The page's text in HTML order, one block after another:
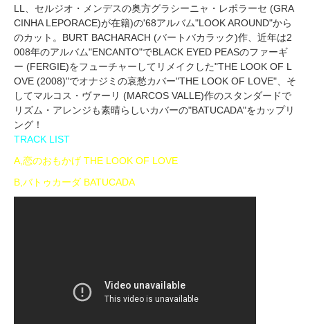
LL、セルジオ・メンデスの奥方グラシーニャ・レポラーセ (GRA
CINHA LEPORACE)が在籍)の'68アルバム"LOOK AROUND"から
のカット。BURT BACHARACH (バートバカラック)作、近年は2
008年のアルバム"ENCANTO"でBLACK EYED PEASのファーギ
ー (FERGIE)をフューチャーしてリメイクした"THE LOOK OF L
OVE (2008)"でオナジミの哀愁カバー"THE LOOK OF LOVE"、そ
してマルコス・ヴァーリ (MARCOS VALLE)作のスタンダードで
リズム・アレンジも素晴らしいカバーの"BATUCADA"をカップリ
ング！
TRACK LIST
A,恋のおもかげ THE LOOK OF LOVE
B,バトゥカーダ BATUCADA